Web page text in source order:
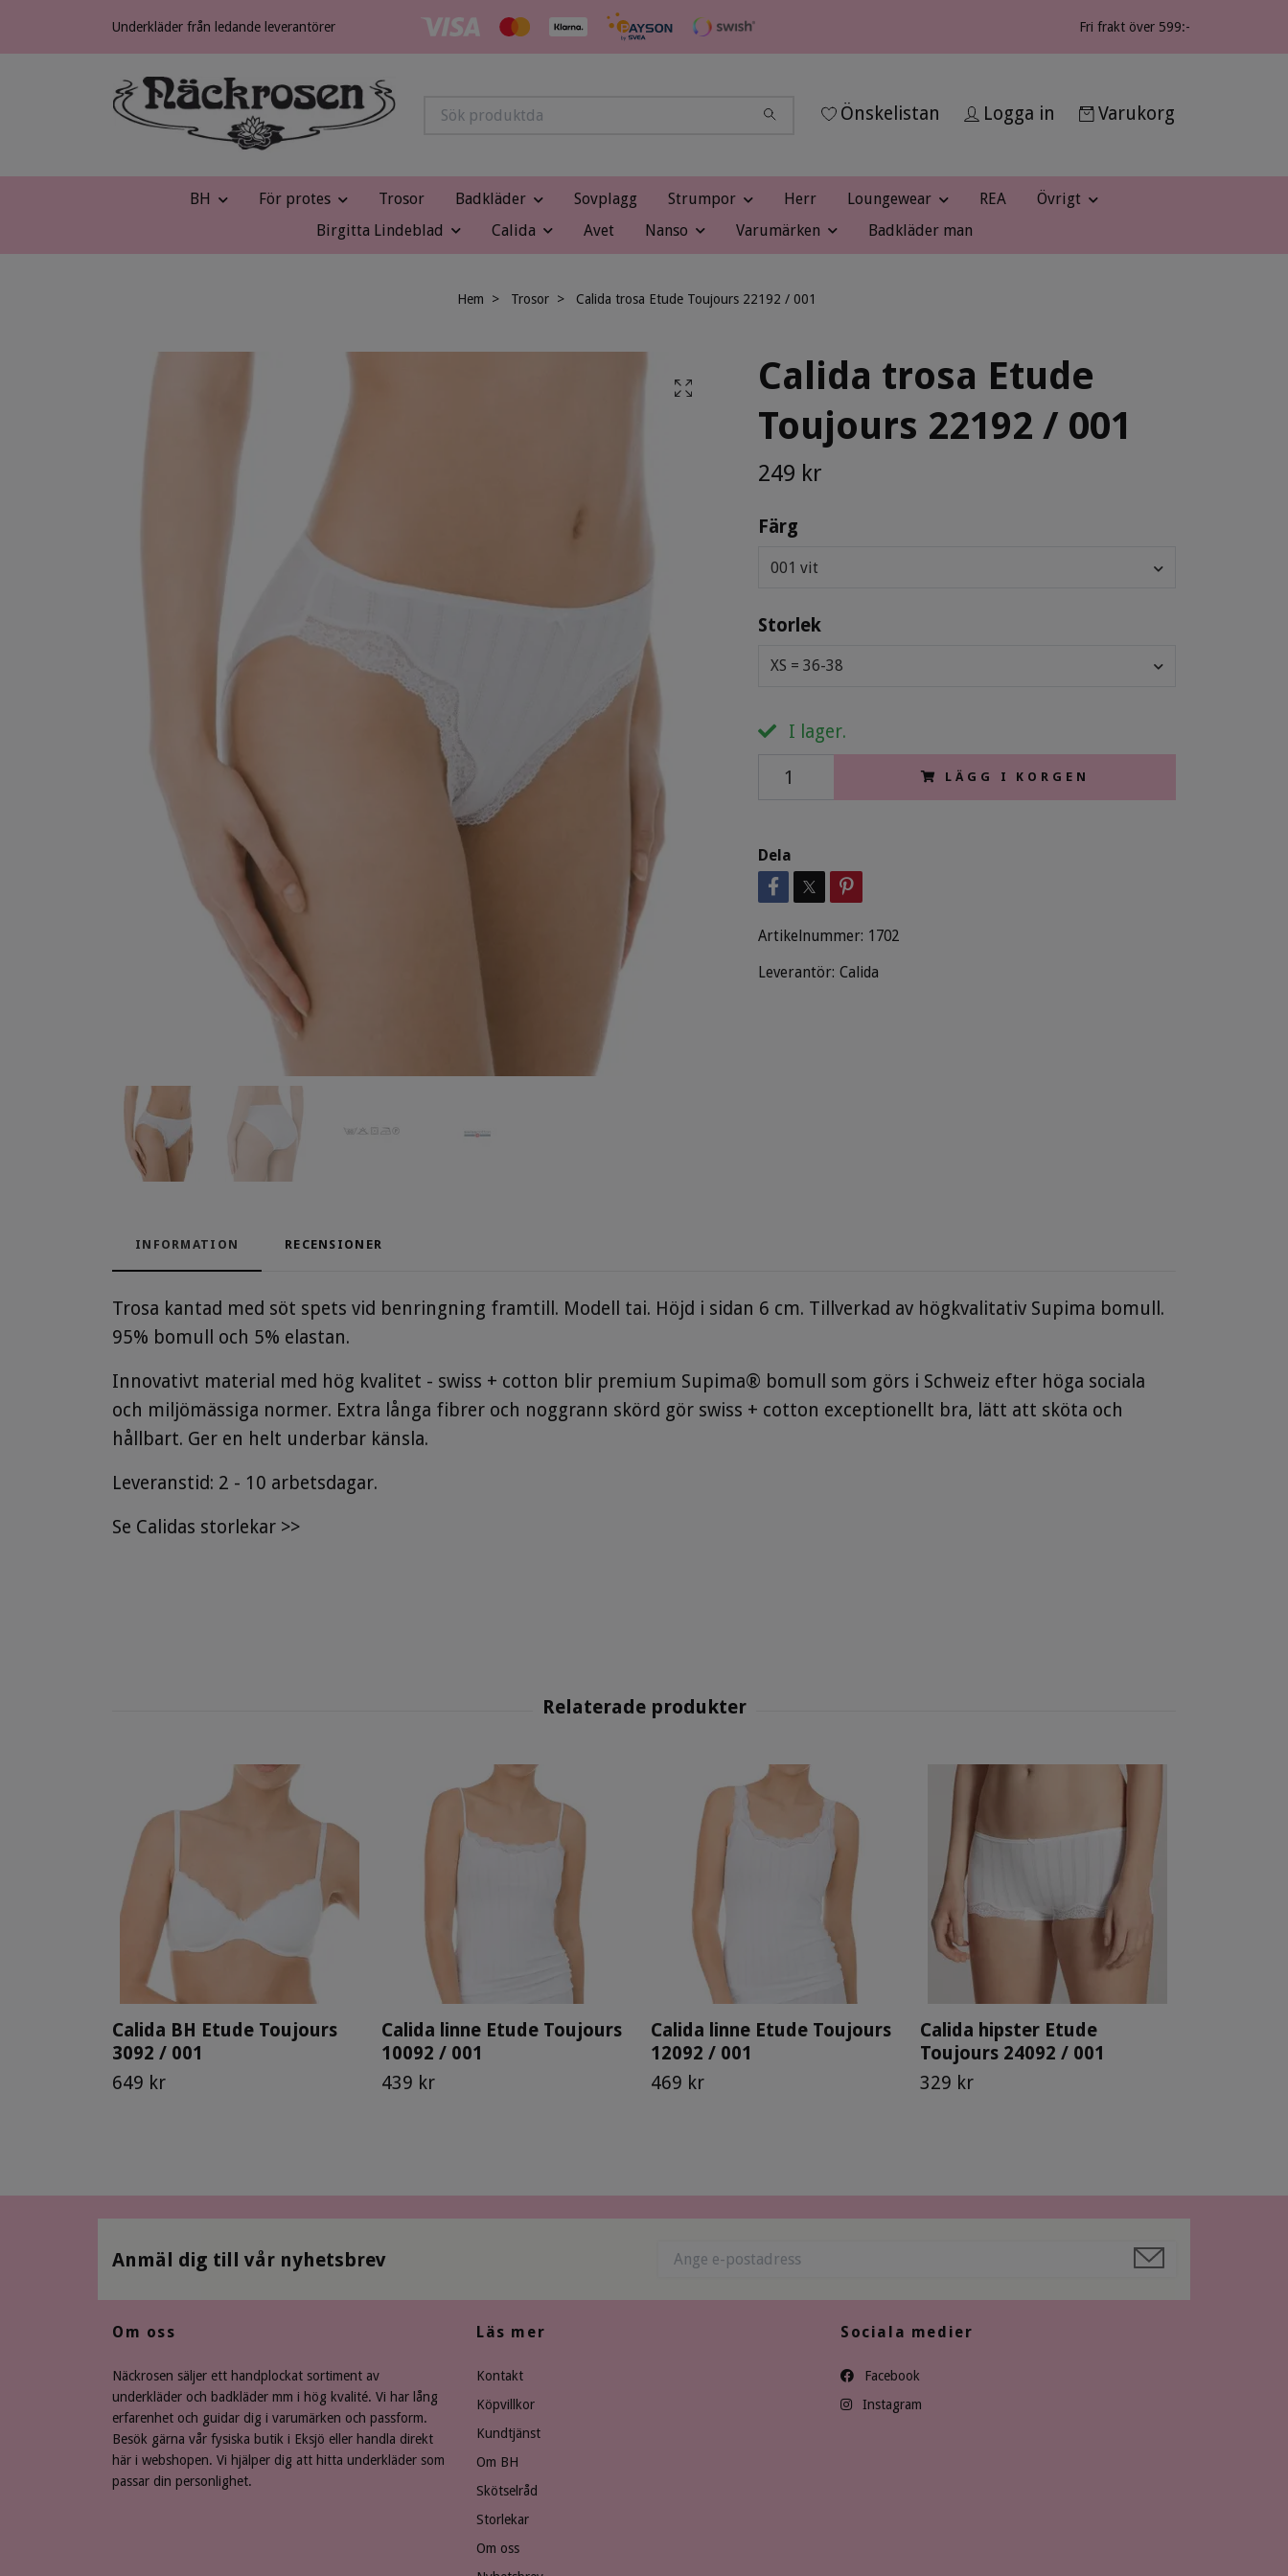
Underkläder från ledande leverantörer Fri frakt över 599:-
Önskelistan Logga in Varukorg
BH För protes Trosor Badkläder Sovplagg Strumpor Herr Loungewear REA
Övrigt
Birgitta Lindeblad
Calida Avet Nanso Varumärken Badkläder man
Hem Trosor Calida trosa Etude Toujours 22192 / 001
Calida trosa Etude
Toujours 22192 / 001
249 kr
Färg
001 vit
Storlek
XS = 36-38
I lager.
LÄGG I KORGEN
Dela
Artikelnummer: 1702
Leverantör: Calida
INFORMATION RECENSIONER
Trosa kantad med söt spets vid benringning framtill. Modell tai. Höjd i sidan 6 cm. Tillverkad av högkvalitativ Supima bomull.
95% bomull och 5% elastan.
Innovativt material med hög kvalitet - swiss + cotton blir premium Supima® bomull som görs i Schweiz efter höga sociala
och miljömässiga normer. Extra långa fibrer och noggrann skörd gör swiss + cotton exceptionellt bra, lätt att sköta och
hållbart. Ger en helt underbar känsla.
Leveranstid: 2 - 10 arbetsdagar.
Se Calidas storlekar >>
Calida BH Etude Toujours
3092 / 001
649 kr
Calida linne Etude Toujours
10092 / 001
439 kr
Calida linne Etude Toujours
12092 / 001
469 kr
Calida hipster Etude
Toujours 24092 / 001
329 kr
Anmäl dig till vår nyhetsbrev
Om oss
Näckrosen säljer ett handplockat sortiment av
underkläder och badkläder mm i hög kvalité. Vi har lång
erfarenhet och guidar dig i varumärken och passform.
Besök gärna vår fysiska butik i Eksjö eller handla direkt
här i webshopen. Vi hjälper dig att hitta underkläder som
passar din personlighet.
Läs mer
Kontakt
Köpvillkor
Kundtjänst
Om BH
Skötselråd
Storlekar
Om oss
Sociala medier
Facebook
Instagram